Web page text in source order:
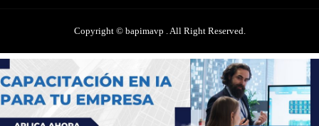
Copyright © bapimavp . All Right Reserved.